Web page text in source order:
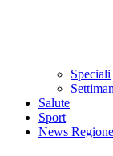
Speciali
Salute
Sport
News Regione